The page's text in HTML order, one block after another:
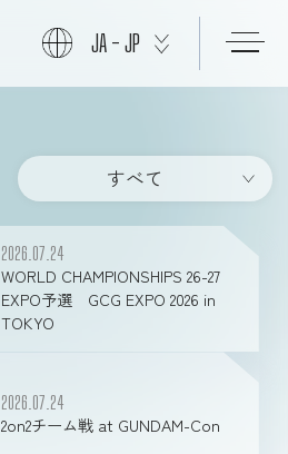
JA - JP
すべて
2026.07.24
WORLD CHAMPIONSHIPS 26-27
EXPO予選 GCG EXPO 2026 in
TOKYO
2026.07.24
2on2チーム戦 at GUNDAM-Con